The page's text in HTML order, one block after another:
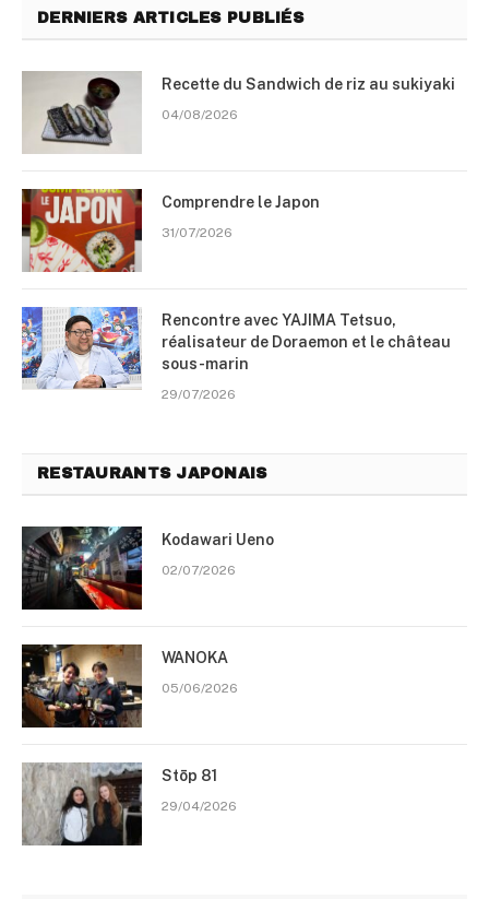
DERNIERS ARTICLES PUBLIÉS
Recette du Sandwich de riz au sukiyaki
04/08/2026
Comprendre le Japon
31/07/2026
Rencontre avec YAJIMA Tetsuo,
réalisateur de Doraemon et le château
sous-marin
29/07/2026
RESTAURANTS JAPONAIS
Kodawari Ueno
02/07/2026
WANOKA
05/06/2026
Stōp 81
29/04/2026